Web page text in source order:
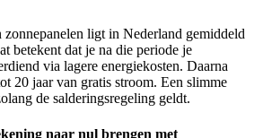
ligt in Nederland gemiddeld
betekent dat je na die periode je
via lagere energiekosten. Daarna
20 jaar van gratis stroom. Een slimme
de salderingsregeling geldt.
naar nul brengen met